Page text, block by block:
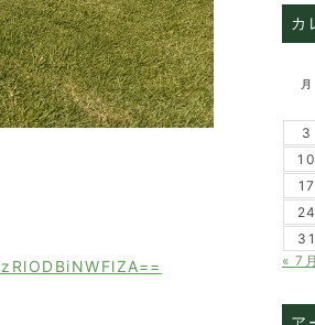
カ
月
3
10
17
24
31
« 7月